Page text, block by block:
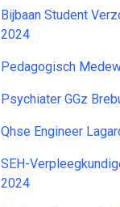
Bijbaan Student
2024
Pedagogisch
Psychiater GGz
Qhse Engineer
SEH-
2024